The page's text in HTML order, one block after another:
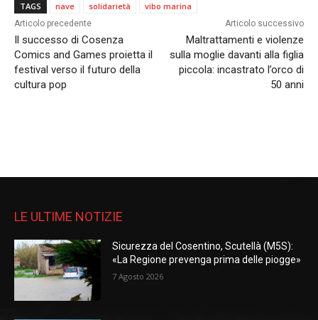
TAGS nave solidarietà vibo marina
Articolo precedente
Il successo di Cosenza
Comics and Games proietta il
festival verso il futuro della
cultura pop
Articolo successivo
Maltrattamenti e violenze
sulla moglie davanti alla figlia
piccola: incastrato l’orco di
50 anni
LE ULTIME NOTIZIE
Sicurezza del Cosentino, Scutellà (M5S):
«La Regione prevenga prima delle piogge»
7 Agosto 2026